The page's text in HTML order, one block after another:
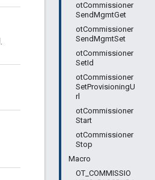
otCommissioner
SendMgmtGet
otCommissioner
SendMgmtSet
otCommissioner
SetId
otCommissioner
SetProvisioningU
rl
otCommissioner
Start
otCommissioner
Stop
Macro
OT_COMMISSIO